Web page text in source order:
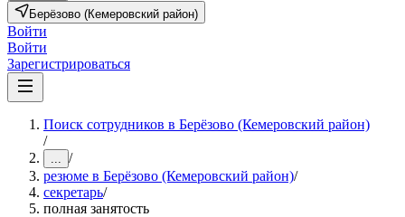
Берёзово (Кемеровский район)
Войти
Войти
Зарегистрироваться
Поиск сотрудников в Берёзово (Кемеровский район)
/
... /
резюме в Берёзово (Кемеровский район)/
секретарь/
полная занятость